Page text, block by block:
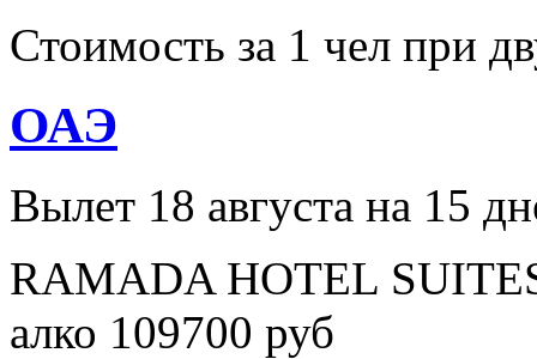
Стоимость за 1 чел при
ОАЭ
Вылет 18 августа на 15
RAMADA HOTEL
алко 109700 руб